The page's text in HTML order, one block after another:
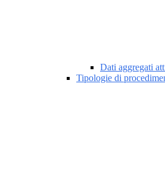
Dati aggregati
Tipologie di